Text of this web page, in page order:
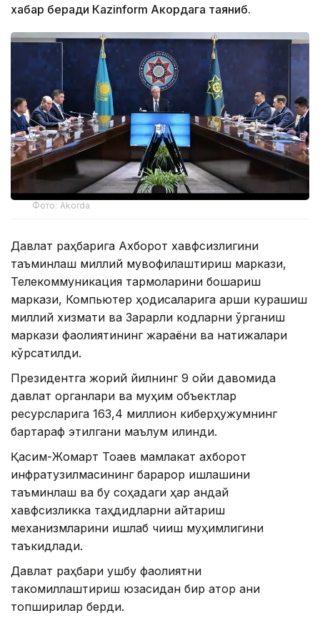
хабар беради Каzinform Акордага таяниб.
Фото: Akorda
Давлат раҳбарига Ахборот хавфсизлигини
таъминлаш миллий мувофиқлаштириш маркази,
Телекоммуникация тармоқларини бошқариш
маркази, Компьютер ҳодисаларига қарши курашиш
миллий хизмати ва Зарарли кодларни ўрганиш
маркази фаолиятининг жараёни ва натижалари
кўрсатилди.
Президентга жорий йилнинг 9 ойи давомида
давлат органлари ва муҳим объектлар
ресурсларига 163,4 миллион киберҳужумнинг
бартараф этилгани маълум қилинди.
Қасим-Жомарт Тоқаев мамлакат ахборот
инфратузилмасининг барқарор ишлашини
таъминлаш ва бу соҳадаги ҳар қандай
хавфсизликка таҳдидларни қайтариш
механизмларини ишлаб чиқиш муҳимлигини
таъкидлади.
Давлат раҳбари ушбу фаолиятни
такомиллаштириш юзасидан бир қатор аниқ
топшириқлар берди.